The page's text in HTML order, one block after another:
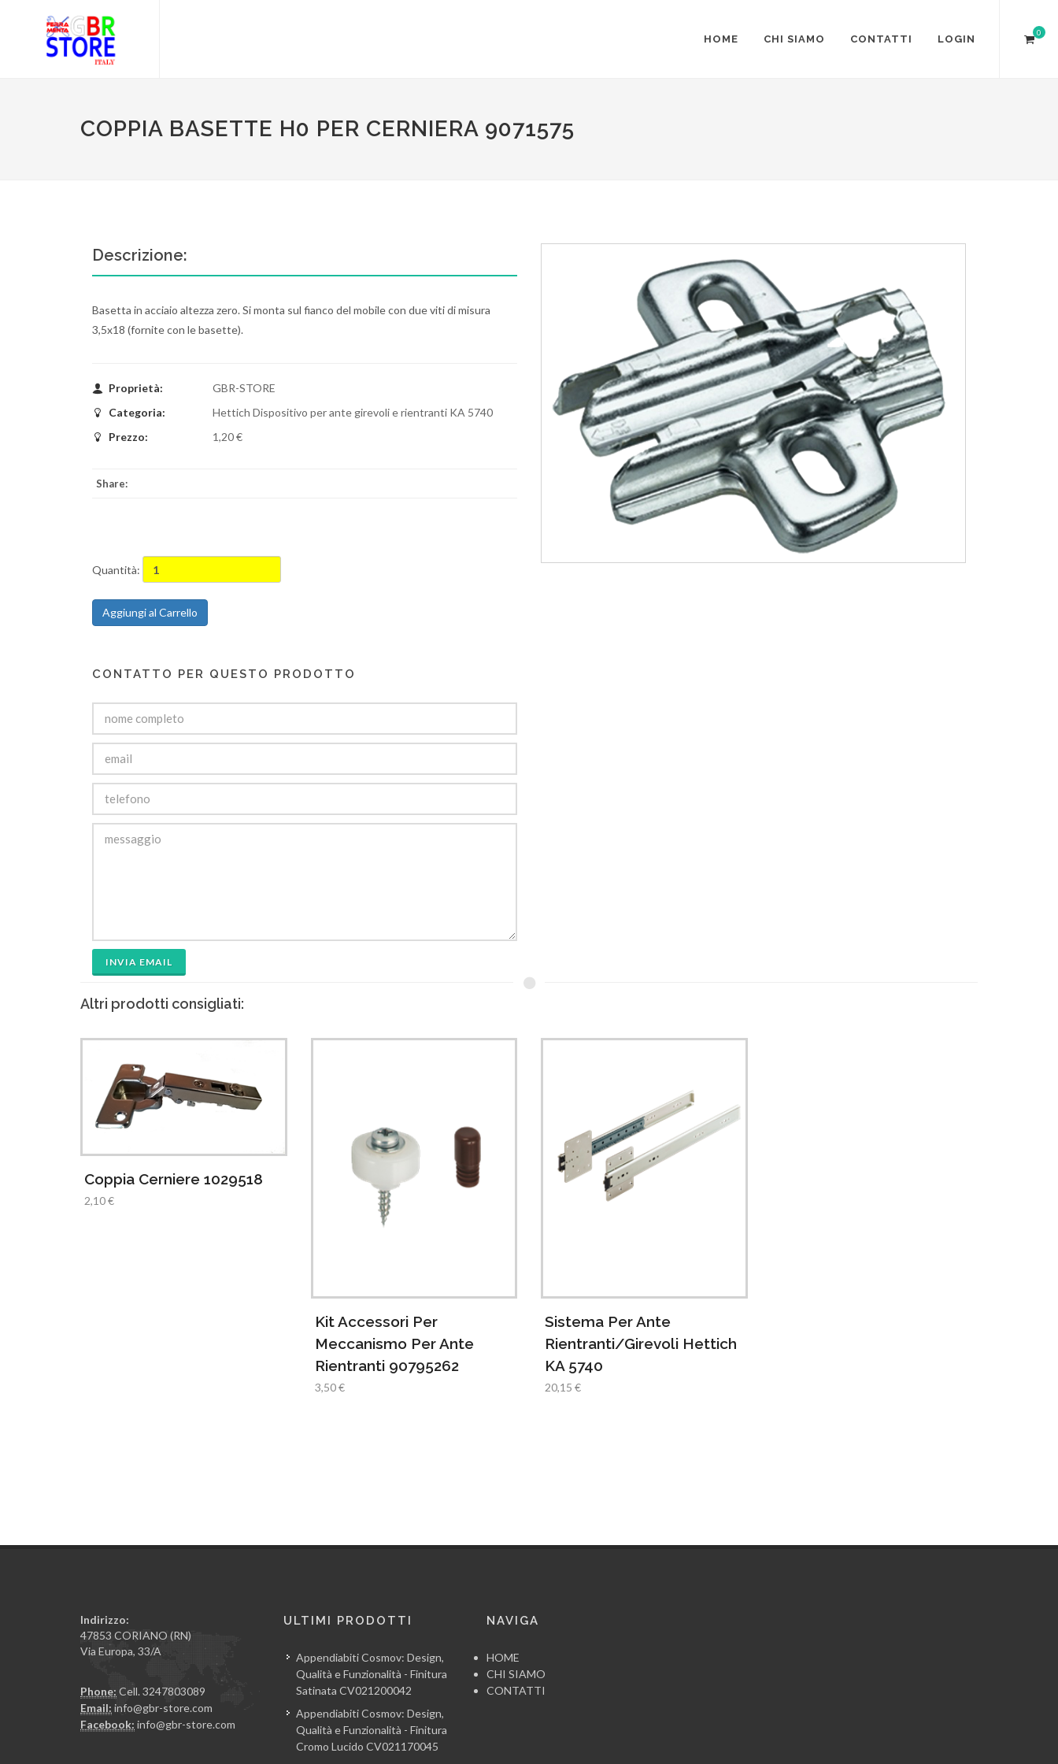
HOME CHI SIAMO CONTATTI LOGIN
0
COPPIA BASETTE H0 PER CERNIERA 9071575
Descrizione:
Basetta in acciaio altezza zero. Si monta sul fianco del mobile con due viti di misura
3,5x18 (fornite con le basette).
Proprietà:
GBR-STORE
Categoria:
Hettich Dispositivo per ante girevoli e rientranti KA 5740
Prezzo:
1,20 €
Share:
Quantità:
Aggiungi al Carrello
CONTATTO PER QUESTO PRODOTTO
INVIA EMAIL
Altri prodotti consigliati:
Coppia Cerniere 1029518
2,10 €
Kit Accessori Per
Meccanismo Per Ante
Rientranti 90795262
3,50 €
Sistema Per Ante
Rientranti/Girevoli Hettich
KA 5740
20,15 €
Indirizzo:
47853 CORIANO (RN)
Via Europa, 33/A
Phone: Cell. 3247803089
Email: info@gbr-store.com
Facebook: info@gbr-store.com
ULTIMI PRODOTTI
Appendiabiti Cosmov: Design,
Qualità e Funzionalità - Finitura
Satinata CV021200042
Appendiabiti Cosmov: Design,
Qualità e Funzionalità - Finitura
Cromo Lucido CV021170045
NAVIGA
HOME
CHI SIAMO
CONTATTI